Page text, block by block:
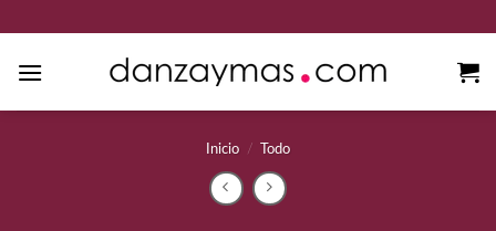
contenido
Inicio / Todo